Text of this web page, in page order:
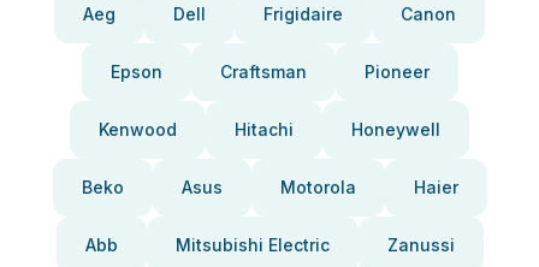
Aeg Dell Frigidaire Canon
Epson Craftsman Pioneer
Kenwood Hitachi Honeywell
Beko Asus Motorola Haier
Abb Mitsubishi Electric Zanussi